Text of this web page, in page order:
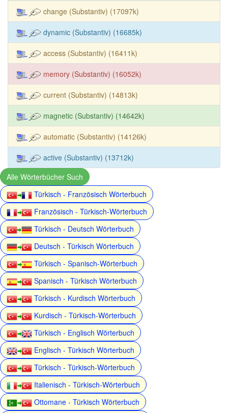
change (Substantiv) (17097k)
dynamic (Substantiv) (16685k)
access (Substantiv) (16411k)
memory (Substantiv) (16052k)
current (Substantiv) (14813k)
magnetic (Substantiv) (14642k)
automatic (Substantiv) (14126k)
active (Substantiv) (13712k)
Alle Wörterbücher Such
Türkisch - Französisch Wörterbuch
Französisch - Türkisch-Wörterbuch
Türkisch - Deutsch Wörterbuch
Deutsch - Türkisch Wörterbuch
Türkisch - Spanisch-Wörterbuch
Spanisch - Türkisch Wörterbuch
Türkisch - Kurdisch Wörterbuch
Kurdisch - Türkisch-Wörterbuch
Türkisch - Englisch Wörterbuch
Englisch - Türkisch Wörterbuch
Türkisch - Türkisch-Wörterbuch
Italienisch - Türkisch-Wörterbuch
Ottomane - Türkisch Wörterbuch